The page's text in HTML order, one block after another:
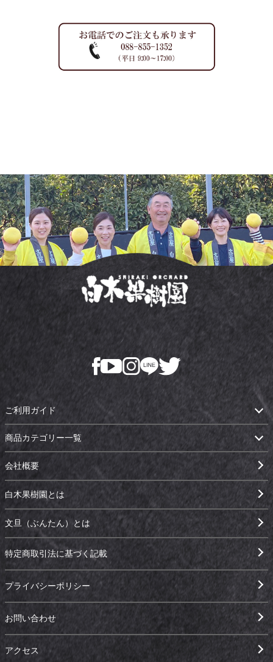
ご利用ガイド
商品カテゴリー一覧
会社概要
白木果樹園とは
文旦（ぶんたん）とは
特定商取引法に基づく記載
プライバシーポリシー
お問い合わせ
アクセス